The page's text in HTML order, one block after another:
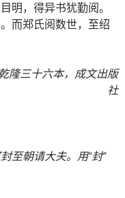
明，得异书犹勤阅。
而郑氏阅数世，至绍
隆三十六本，成文出版
社
至朝请大夫。用“封”